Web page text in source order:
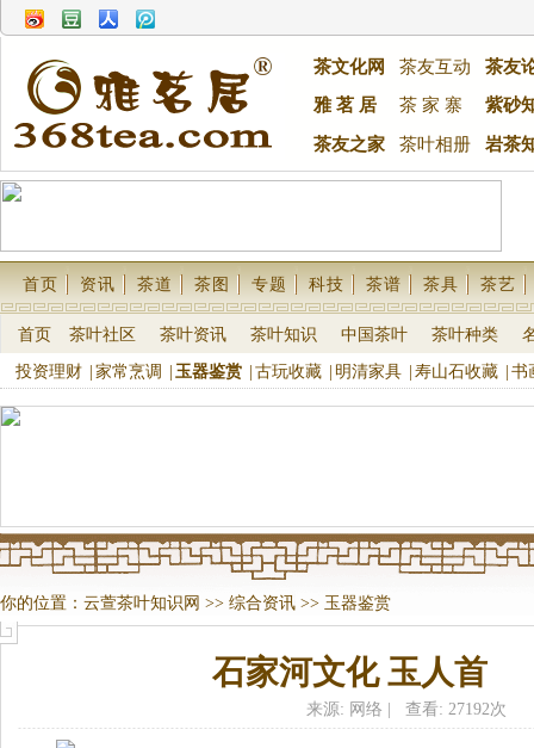
茶文化网 茶友互动
茶友
雅 茗 居
茶 家 寨 紫砂
茶友之家 茶叶相册 岩茶
首页 资讯 茶道 茶图 专题 科技 茶谱 茶具 茶艺
首页 茶叶社区 茶叶资讯 茶叶知识 中国茶叶 茶叶种类
投资理财 家常烹调 玉器鉴赏 古玩收藏 明清家具 寿山石收藏 书
你的位置： 云萱茶叶知识网 >> 综合资讯 >> 玉器鉴赏
石家河文化 玉人首
来源: 网络 | 查看: 27192次